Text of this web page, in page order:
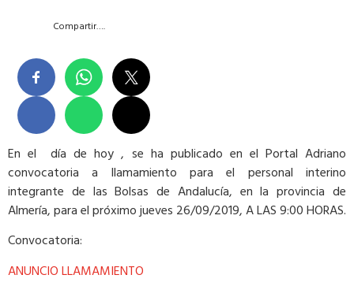
Compartir….
En el día de hoy , se ha publicado en el Portal Adriano
convocatoria a llamamiento para el personal interino
integrante de las Bolsas de Andalucía, en la provincia de
Almería, para el próximo jueves 26/09/2019, A LAS 9:00 HORAS.
Convocatoria:
ANUNCIO LLAMAMIENTO